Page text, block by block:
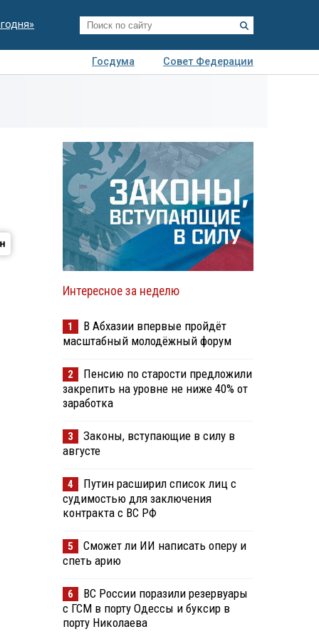
Госдума
Совет Федерации
Интересное за неделю
1
В Абхазии впервые пройдёт
масштабный молодёжный форум
2
Пенсию по старости предложили
закрепить на уровне не ниже 40% от
заработка
3
Законы, вступающие в силу в
августе
4
Путин расширил список лиц с
судимостью для заключения
контракта с ВС РФ
5
Сможет ли ИИ написать оперу и
спеть арию
6
ВС России поразили резервуары
с ГСМ в порту Одессы и буксир в
порту Николаева